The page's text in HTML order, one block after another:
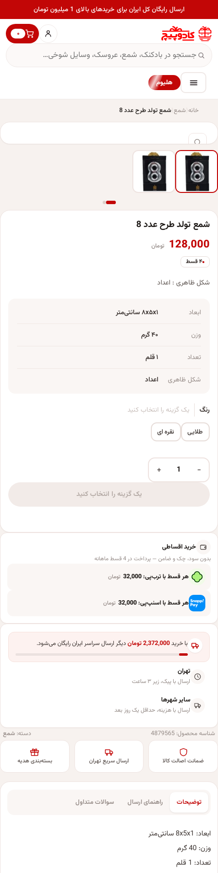
ارسال رایگان کل ایران برای خریدهای بالای 1 میلیون تومان
۰
هلیوم
خانه شمع شمع تولد طرح عدد 8
شمع تولد طرح عدد 8
128,000 تومان
۴ قسط
شکل ظاهری : اعداد
ابعاد ۸x۵x۱ سانتی‌متر
وزن ۴۰ گرم
تعداد ۱ قلم
شکل ظاهری اعداد
رنگ یک گزینه را انتخاب کنید
طلایی نقره ای
شمع تولد طرح عدد 8 عدد
−
+
یک گزینه را انتخاب کنید
خرید اقساطی
بدون سود، چک و ضامن — پرداخت در 4 قسط ماهانه
هر قسط با ترب‌پی:32,000 تومان
هر قسط با اسنپ‌پی:32,000 تومان
با خرید2,372,000توماندیگر ارسال سراسر ایران رایگان می‌شود.
تهران
ارسال با پیک، زیر ۳ ساعت
سایر شهرها
ارسال با هزینه، حداقل یک روز بعد
شناسه محصول: 4879565 دسته: شمع
ضمانت اصالت کالا ارسال سریع تهران بسته‌بندی هدیه
توضیحات راهنمای ارسال سوالات متداول
ابعاد: 8x5x1 سانتی‌متر
وزن: 40 گرم
تعداد: 1 قلم